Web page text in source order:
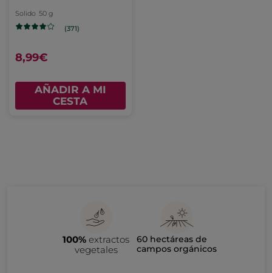
Solido 50 g
(371)
8,99€
AÑADIR A MI
CESTA
100% extractos
vegetales
60 hectáreas de
campos orgánicos